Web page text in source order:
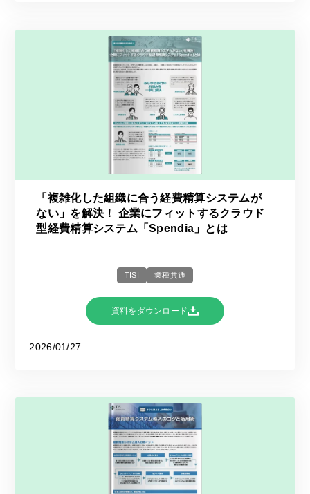
「複雑化した組織に合う経費精算システムが
ない」を解決！ 企業にフィットするクラウド
型経費精算システム「Spendia」とは
TISI 業種共通
資料をダウンロード
2026/01/27